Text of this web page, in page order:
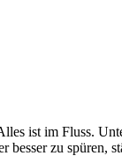
ist im Fluss.
besser zu